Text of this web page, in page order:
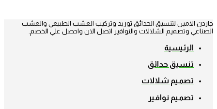
جاردن الامين لتنسيق الحدائق توريد وتركيب العشب الطبيعي والعشب
الصناعي وتصميم الشلالات والنوافير اتصل الان واحصل علي الخصم.
الرئيسية
تنسيق حدائق
تصميم شلالات
تصميم نوافير